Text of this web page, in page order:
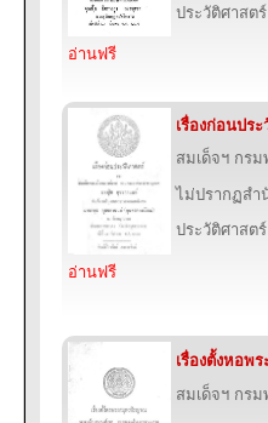
ประวัติศาสต
อ่านฟรี
เรื่องก่อนปร
สมเด็จฯ กร
ไม่ปรากฏส
ประวัติศาสต
อ่านฟรี
เรื่องตั้งหอพ
สมเด็จฯ กร